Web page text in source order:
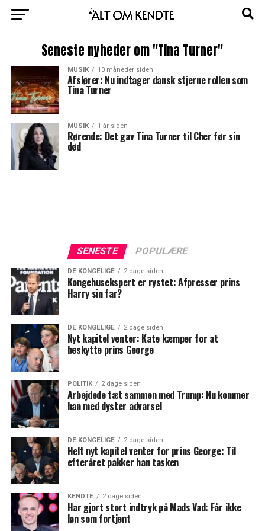
Seneste nyheder om "Tina Turner"
MUSIK 10 måneder siden
Afslører: Nu indtager dansk stjerne rollen som
Tina Turner
MUSIK 1 år siden
Rørende: Det gav Tina Turner til Cher før sin
død
SENESTE POPULÆRE
DE KONGELIGE 2 dage siden
Kongehusekspert er rystet: Afpresser prins
Harry sin far?
DE KONGELIGE 2 dage siden
Nyt kapitel venter: Kate kæmper for at
beskytte prins George
POLITIK 2 dage siden
Arbejdede tæt sammen med Trump: Nu kommer
han med dyster advarsel
DE KONGELIGE 2 dage siden
Helt nyt kapitel venter for prins George: Til
efteråret pakker han tasken
KENDTE 2 dage siden
Har gjort stort indtryk på Mads Vad: Får ikke
løn som fortjent